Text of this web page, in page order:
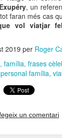
, un
faran més cas
vol viatjar
2019 per Roger
família frases
personal família
un comentari